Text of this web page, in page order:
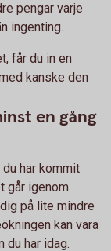
pengar varje
ingenting.
får du in en
kanske den
en gång
har kommit
går igenom
på lite mindre
kan vara
du har idag.